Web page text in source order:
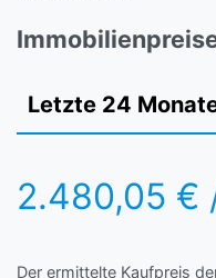
Letzte 24
2.480,05 €
Der ermittelte Kaufpreis